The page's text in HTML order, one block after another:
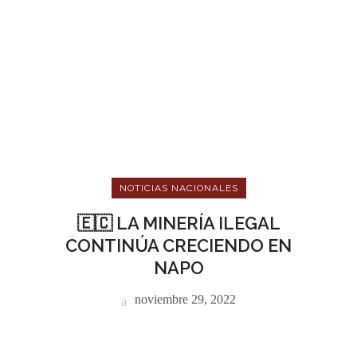
NOTICIAS NACIONALES
🇪🇨 LA MINERÍA ILEGAL
CONTINÚA CRECIENDO EN
NAPO
noviembre 29, 2022